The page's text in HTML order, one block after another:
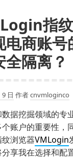
指纹
电商账号
隔离？
日 作者cnvmloginco
据挖掘领域的专
账户的重要性，
浏览器VMLogin
享我在选择和配